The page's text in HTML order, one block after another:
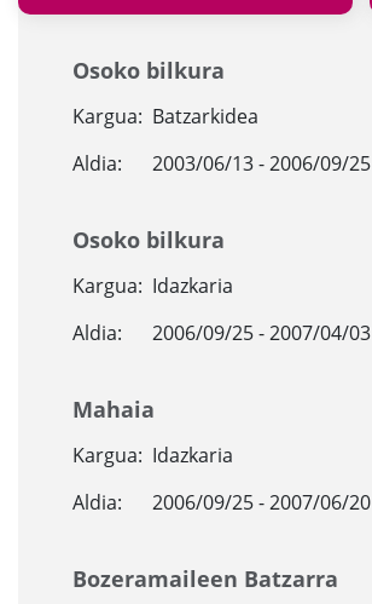
Osoko bilkura
Kargua: Batzarkidea
Aldia:
2003/06/13 - 2006/09/25
Osoko bilkura
Kargua: Idazkaria
Aldia:
2006/09/25 - 2007/04/03
Mahaia
Kargua: Idazkaria
Aldia:
2006/09/25 - 2007/06/20
Bozeramaileen Batzarra